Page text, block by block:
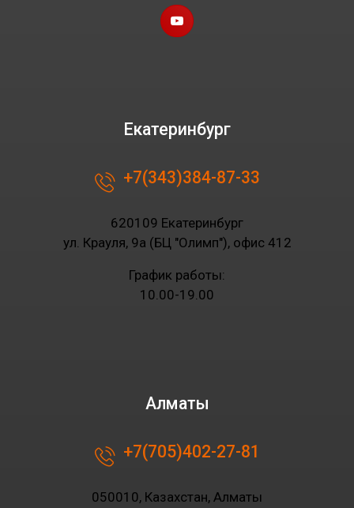
Екатеринбург
+7(343)384-87-33
620109 Екатеринбург
ул. Крауля, 9а (БЦ "Олимп"), офис 412
График работы:
10.00-19.00
Алматы
+7(705)402-27-81
050010, Казахстан, Алматы